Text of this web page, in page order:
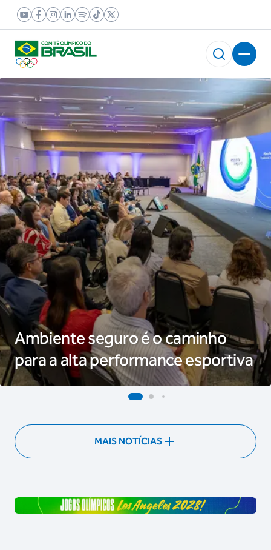
Ambiente seguro é o caminho
para a alta performance esportiva
MAIS NOTÍCIAS